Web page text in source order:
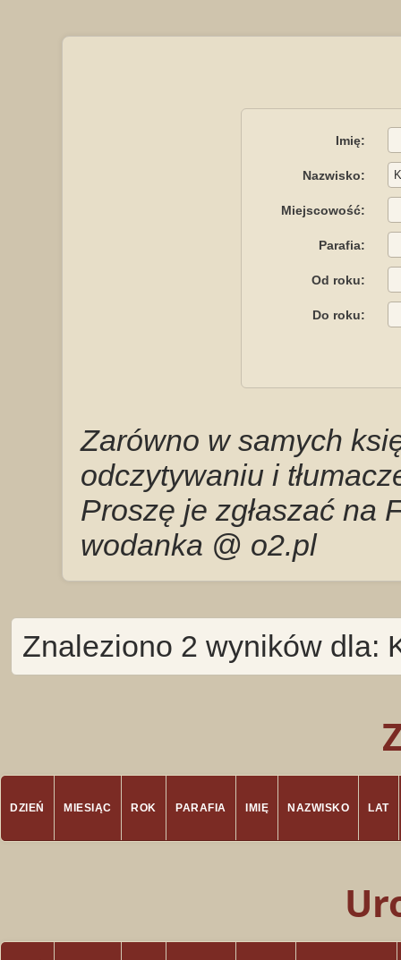
Imię:
Nazwisko:
Miejscowość:
Parafia:
Od roku:
Do roku:
Zarówno w samych
odczytywaniu i
Proszę je zgłaszać na
wodanka @ o2.pl
Znaleziono 2 wyników dla:
DZIEŃ MIESIĄC ROK PARAFIA IMIĘ NAZWISKO LAT